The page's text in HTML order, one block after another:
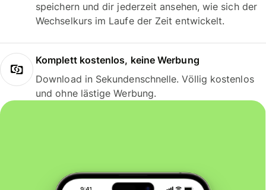
speichern und dir jederzeit ansehen, wie sich der
Wechselkurs im Laufe der Zeit entwickelt.
Komplett kostenlos, keine Werbung
Download in Sekundenschnelle. Völlig kostenlos
und ohne lästige Werbung.